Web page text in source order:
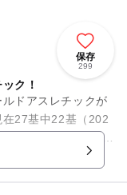
保存
299
ク！
ドアスレチックが
27基中22基（202
しかありません